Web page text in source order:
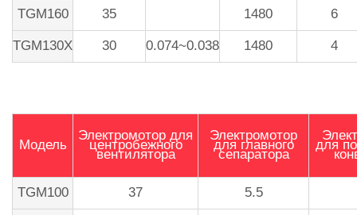
TGM160 35 1480 6
TGM130X 30 0.074~0.038 1480 4
Модель
Электромотор для
центробежного
вентилятора
Электромотор
для главного
сепаратора
для
TGM100 37 5.5